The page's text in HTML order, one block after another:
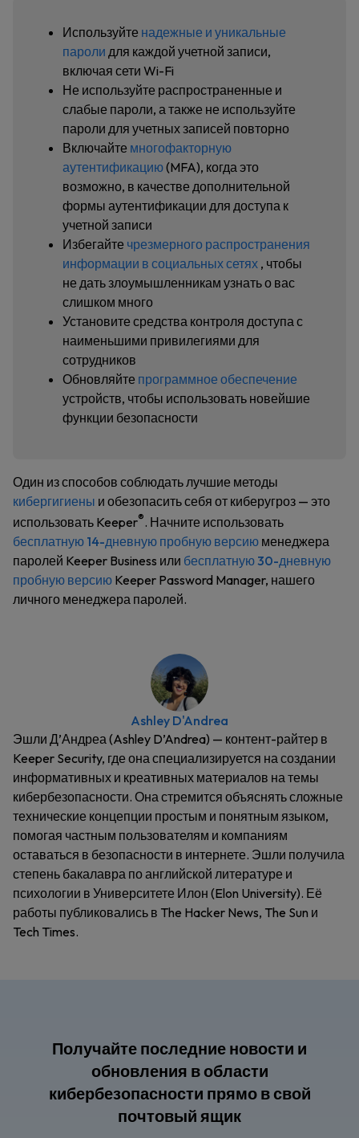
Используйте надежные и уникальные
пароли для каждой учетной записи,
включая сети Wi-Fi
Не используйте распространенные и
слабые пароли, а также не используйте
пароли для учетных записей повторно
Включайте многофакторную
аутентификацию(MFA), когда это
возможно, в качестве дополнительной
формы аутентификации для доступа к
учетной записи
Избегайте чрезмерного распространения
информации в социальных сетях , чтобы
не дать злоумышленникам узнать о вас
слишком много
Установите средства контроля доступа с
наименьшими привилегиями для
сотрудников
Обновляйте программное обеспечение
устройств, чтобы использовать новейшие
функции безопасности
Один из способов соблюдать лучшие методы
кибергигиены и обезопасить себя от киберугроз — это
использовать Keeper®. Начните использовать
бесплатную 14-дневную пробную версию менеджера
паролей Keeper Business или бесплатную 30-дневную
пробную версию Keeper Password Manager, нашего
личного менеджера паролей.
Ashley D'Andrea
Эшли Д’Андреа (Ashley D’Andrea) — контент-райтер в
Keeper Security, где она специализируется на создании
информативных и креативных материалов на темы
кибербезопасности. Она стремится объяснять сложные
технические концепции простым и понятным языком,
помогая частным пользователям и компаниям
оставаться в безопасности в интернете. Эшли получила
степень бакалавра по английской литературе и
психологии в Университете Илон (Elon University). Её
работы публиковались в The Hacker News, The Sun и
Tech Times.
Получайте последние новости и
обновления в области
кибербезопасности прямо в свой
почтовый ящик